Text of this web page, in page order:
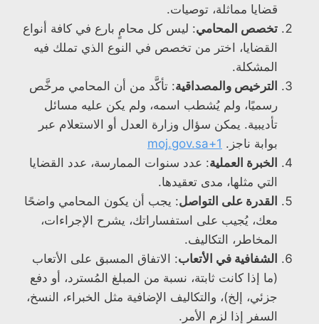
قضايا مماثلة، توصيات.
تخصص المحامي: ليس كل محامٍ بارع في كافة أنواع
القضايا، اختر من تخصص في النوع الذي تملك فيه
المشكلة.
الترخيص والمصداقية: تأكَّد من أن المحامي مرخَّص
رسميًا، ولم يُشطب اسمه، ولم يكن عليه مسائل
تأديبية. يمكن سؤال وزارة العدل أو الاستعلام عبر
بوابة ناجز. moj.gov.sa+1
الخبرة العملية: عدد سنوات الممارسة، عدد القضايا
التي مثلها، مدى تعقيدها.
القدرة على التواصل: يجب أن يكون المحامي واضحًا
معك، يُجيب على استفساراتك، يشرح الإجراءات،
المخاطر، التكاليف.
الشفافية في الأتعاب: الاتفاق المسبق على الأتعاب
(ما إذا كانت ثابتة، نسبة من المبلغ المُسترد، أو دفع
جزئي، إلخ)، والتكاليف الإضافية مثل الخبراء، النسخ،
السفر إذا لزم الأمر.